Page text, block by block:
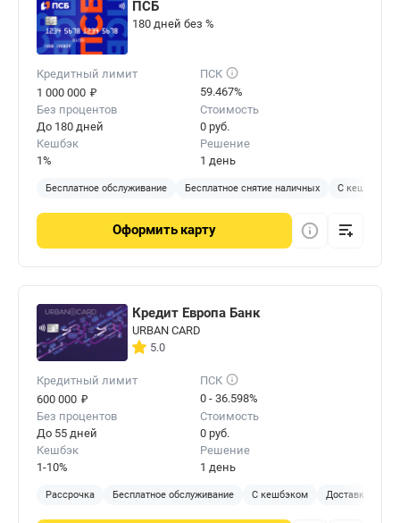
ПСБ
180 дней без %
Кредитный лимит
1 000 000 ₽
ПСК
59.467%
Без процентов
До 180 дней
Стоимость
0 руб.
Кешбэк
1%
Решение
1 день
Бесплатное обслуживание Бесплатное снятие наличных С кешбэком
Оформить карту
Кредит Европа Банк
URBAN CARD
5.0
Кредитный лимит
600 000 ₽
ПСК
0 - 36.598%
Без процентов
До 55 дней
Стоимость
0 руб.
Кешбэк
1-10%
Решение
1 день
Рассрочка Бесплатное обслуживание С кешбэком Доставка на